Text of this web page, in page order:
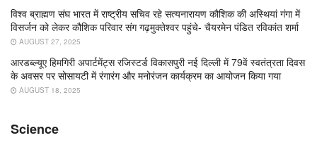
विश्व ब्राह्मण संघ भारत में राष्ट्रीय सचिव रहे सत्यनारायण कौशिक की अस्थियां गंगा में
विसर्जन को लेकर कौशिक परिवार संग गढ़मुक्तेश्वर पहुंचे- चैयरमेन पंडित रविकांत शर्मा
AUGUST 27, 2025
आरडब्ल्यूए हिमगिरी अपार्टमेंट्स रजिस्टर्ड विकासपुरी नई दिल्ली में 79वें स्वतंत्रता दिवस
के अवसर पर सोसायटी में रंगारंग और मनोरंजन कार्यक्रम का आयोजन किया गया
AUGUST 18, 2025
Science